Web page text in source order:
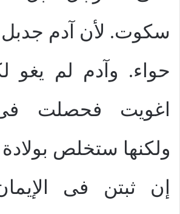
سكوت. لأن آدم جدبل
حواء. وآدم لم يغو
اغويت فحصلت
ولكنها ستخلص بولادة
إن ثبتن فى